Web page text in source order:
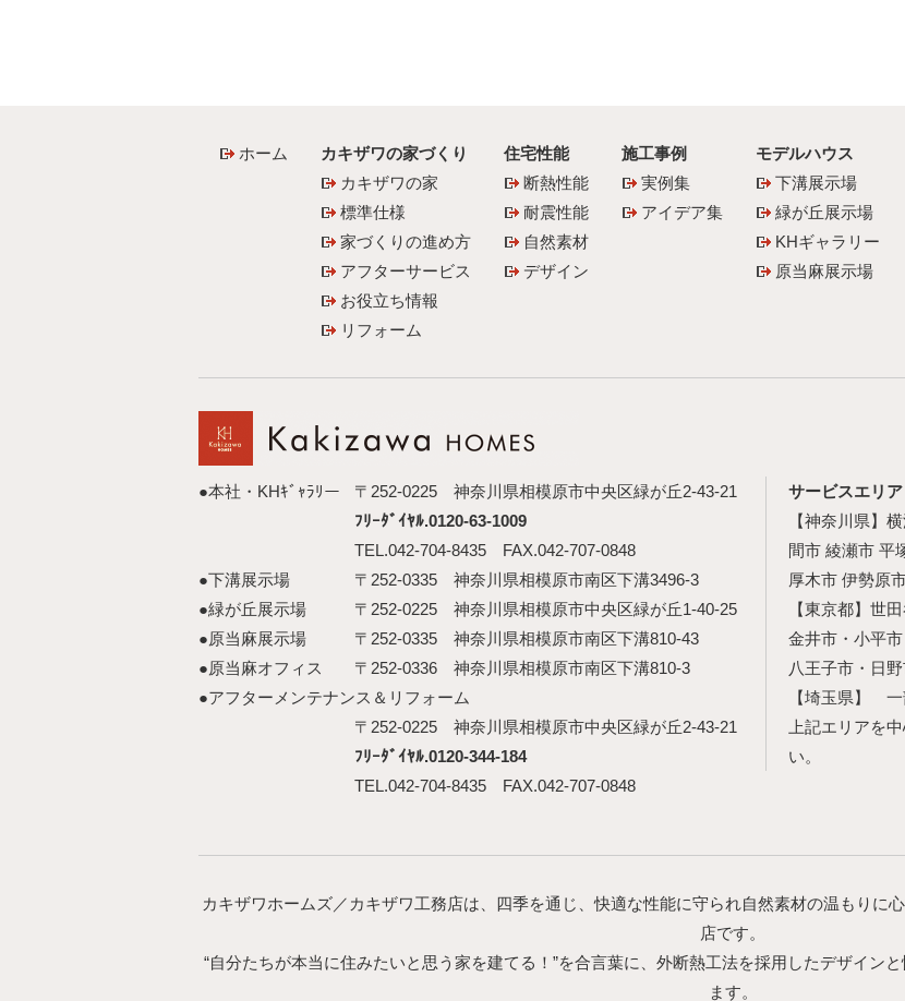
ホーム
カキザワの家づくり
カキザワの家
標準仕様
家づくりの進め方
アフターサービス
お役立ち情報
リフォーム
住宅性能
断熱性能
耐震性能
自然素材
デザイン
施工事例
実例集
アイデア集
モデルハウス
下溝展示場
緑が丘展示場
KHギャラリー
原当麻展示場
●本社・KHｷﾞｬﾗﾘー
〒252-0225 神奈川県相模原市中央区緑が丘2-43-21
ﾌﾘｰﾀﾞｲﾔﾙ.0120-63-1009
TEL.042-704-8435 FAX.042-707-0848
●下溝展示場
〒252-0335 神奈川県相模原市南区下溝3496-3
●緑が丘展示場
〒252-0225 神奈川県相模原市中央区緑が丘1-40-25
●原当麻展示場
〒252-0335 神奈川県相模原市南区下溝810-43
●原当麻オフィス
〒252-0336 神奈川県相模原市南区下溝810-3
●アフターメンテナンス＆リフォーム
〒252-0225 神奈川県相模原市中央区緑が丘2-43-21
ﾌﾘｰﾀﾞｲﾔﾙ.0120-344-184
TEL.042-704-8435 FAX.042-707-0848
サービスエリア
【神奈川県】
間市 綾瀬市 平
厚木市 伊勢原
【東京都】世
金井市・小平
八王子市・日
【埼玉県】
上記エリアを
い。
カキザワホームズ／カキザワ工務店は、四季を通じ、快適な性能に守られ自然素材の温もりに
店です。
“自分たちが本当に住みたいと思う家を建てる！”を合言葉に、外断熱工法を採用したデザイン
ます。